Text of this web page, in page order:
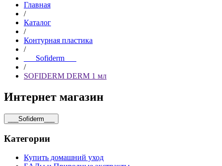
Главная
/
Каталог
/
Контурная пластика
/
___Sofiderm___
/
SOFIDERM DERM 1 мл
Интернет магазин
___Sofiderm___
Категории
Купить домашний уход